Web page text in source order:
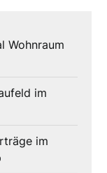
Wohnraum
im
im